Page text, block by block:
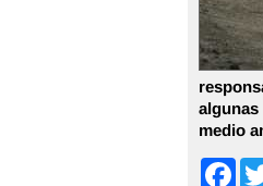
medio